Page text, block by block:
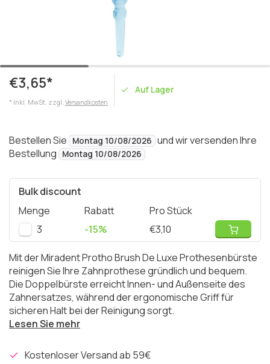
€3,65*
* Inkl. MwSt. zzgl. Versandkosten
Auf Lager
Bestellen Sie Montag 10/08/2026 und wir versenden Ihre
Bestellung
Montag 10/08/2026
Bulk discount
Menge
Rabatt
Pro Stück
3
-15% €3,10
Mit der Miradent Protho Brush De Luxe Prothesenbürste
reinigen Sie Ihre Zahnprothese gründlich und bequem.
Die Doppelbürste erreicht Innen- und Außenseite des
Zahnersatzes, während der ergonomische Griff für
sicheren Halt bei der Reinigung sorgt.
Lesen Sie mehr
Kostenloser Versand ab 59€